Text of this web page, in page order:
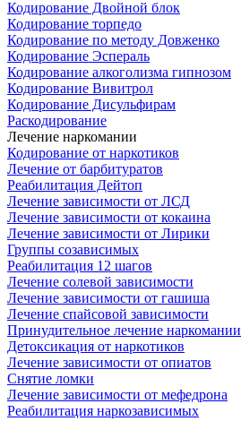
Кодирование Двойной блок
Кодирование торпедо
Кодирование по методу Довженко
Кодирование Эспераль
Кодирование алкоголизма гипнозом
Кодирование Вивитрол
Кодирование Дисульфирам
Раскодирование
Лечение наркомании
Кодирование от наркотиков
Лечение от барбитуратов
Реабилитация Дейтоп
Лечение зависимости от ЛСД
Лечение зависимости от кокаина
Лечение зависимости от Лирики
Группы созависимых
Реабилитация 12 шагов
Лечение солевой зависимости
Лечение зависимости от гашиша
Лечение спайсовой зависимости
Принудительное лечение наркомании
Детоксикация от наркотиков
Лечение зависимости от опиатов
Снятие ломки
Лечение зависимости от мефедрона
Реабилитация наркозависимых